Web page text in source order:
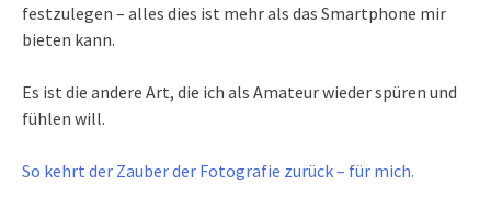
festzulegen – alles dies ist mehr als das Smartphone mir
bieten kann.
Es ist die andere Art, die ich als Amateur wieder spüren und
fühlen will.
So kehrt der Zauber der Fotografie zurück – für mich.